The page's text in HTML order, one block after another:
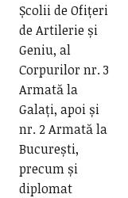
Școlii de Ofițeri
de Artilerie și
Geniu, al
Corpurilor nr. 3
Armată la
Galați, apoi și
nr. 2 Armată la
București,
precum și
diplomat